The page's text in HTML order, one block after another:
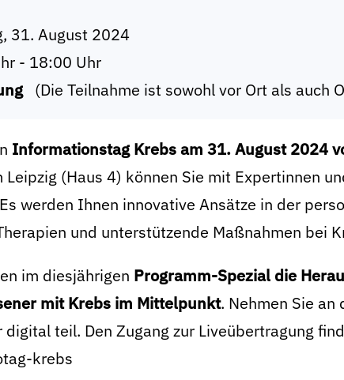
31. August 2024
- 18:00 Uhr
(Die Teilnahme ist sowohl vor Ort als auch
Informationstag Krebs am 31. August 2024
(Haus 4) können Sie mit Expertinnen
werden Ihnen innovative Ansätze in der
und unterstützende Maßnahmen bei
im diesjährigen Programm-Spezial die
mit Krebs im Mittelpunkt. Nehmen Sie an
digital teil. Den Zugang zur Liveübertragung
krebs